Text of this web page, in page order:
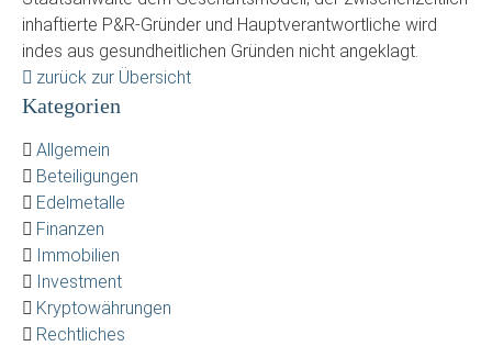
inhaftierte P&R-Gründer und Hauptverantwortliche wird
indes aus gesundheitlichen Gründen nicht angeklagt.
zurück zur Übersicht
Kategorien
Allgemein
Beteiligungen
Edelmetalle
Finanzen
Immobilien
Investment
Kryptowährungen
Rechtliches